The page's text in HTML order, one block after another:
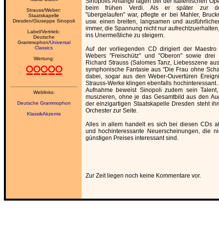
Strauss/Weber:
Staatskapelle
Dresden/Giuseppe Sinopoli
Label/Vertrieb:
Deutsche
Grammophon/Universal
Classics
Wertung:
Weblinks:
Deutsche Grammophon
KlassikAkzente
beim frühen Verdi. Als er später zur
"übergelaufen" war, pflegte er bei Mahler,
usw. einen breiten, langsamen und
immer, die Spannung nicht nur
ins Unermeßliche zu steigern.
Auf der vorliegenden CD dirigiert der
Webers "Freischütz" und "Oberon" sowie drei
Richard Strauss (Salomes Tanz, Liebesszene
symphonische Fantasie aus "Die Frau ohne
dabei, sogar aus den Weber-Ouvertüren
Strauss-Werke klingen ebenfalls
Aufnahme beweist Sinopoli zudem sein
musizieren, ohne je das Gesamtbild aus den
der einzigartigen Staatskapelle Dresden steht
Orchester zur Seite.
Alles in allem handelt es sich bei diesen CDs
und hochinteressante Neuerscheinungen, die
günstigen Preises interessant sind.
Zur Zeit liegen noch keine Kommentare vor.